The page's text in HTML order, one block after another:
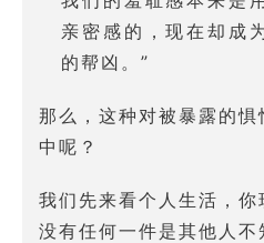
亲密感的，现在却成
的帮凶。”
那么，这种对被暴露的
中呢？
我们先来看个人生活，
没有任何一件是其他人